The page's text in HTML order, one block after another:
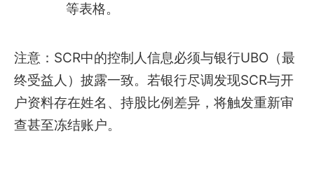
等表格。
注意：SCR中的控制人信息必须与银行UBO（最
终受益人）披露一致。若银行尽调发现SCR与开
户资料存在姓名、持股比例差异，将触发重新审
查甚至冻结账户。